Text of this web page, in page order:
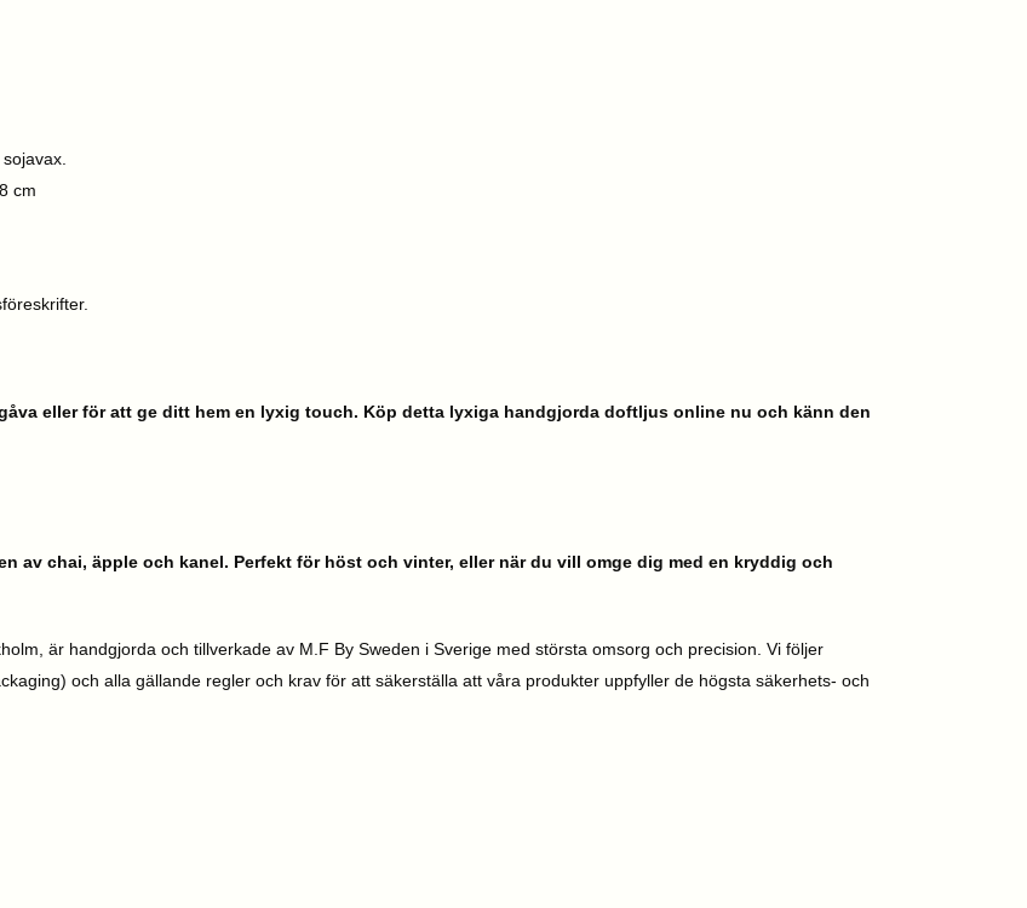
cm
eller för att ge ditt hem en lyxig touch. Köp detta lyxiga handgjorda doftljus online nu och känn den
av chai, äpple och kanel. Perfekt för höst och vinter, eller när du vill omge dig med en kryddig och
är handgjorda och tillverkade av M.F By Sweden i Sverige med största omsorg och precision. Vi följer
och alla gällande regler och krav för att säkerställa att våra produkter uppfyller de högsta säkerhets- och